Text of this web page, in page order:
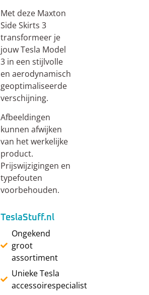
Met deze Maxton
Side Skirts 3
transformeer je
jouw Tesla Model
3 in een stijlvolle
en aerodynamisch
geoptimaliseerde
verschijning.
Afbeeldingen
kunnen afwijken
van het werkelijke
product.
Prijswijzigingen en
typefouten
voorbehouden.
TeslaStuff.nl
Ongekend
groot
assortiment
Unieke Tesla
accessoirespecialist